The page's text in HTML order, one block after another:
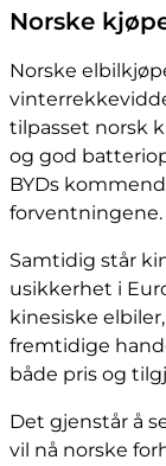
Norske
Norske
tilpasset norsk
og god
BYDs
forventningene.
Samtidig står
usikkerhet i
kinesiske
fremtidige
både pris og
Det gjenstår å
vil nå norske